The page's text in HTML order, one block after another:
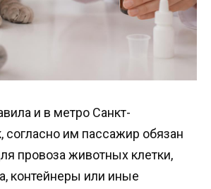
и в метро Санкт-
согласно им пассажир обязан
провоза животных клетки,
контейнеры или иные